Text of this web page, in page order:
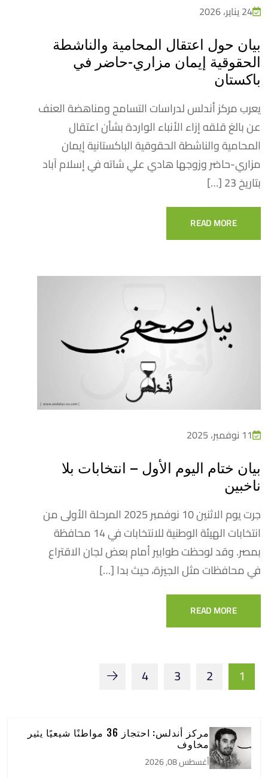
24 يناير، 2026
بيان حول اعتقال المحامية والناشطة
الحقوقية إيمان مزاري-حاضر في
باكستان
يعرب مركز أندلس لدراسات التسامح ومناهضة العنف
عن بالغ قلقه إزاء الأنباء الواردة بشأن اعتقال
المحامية والناشطة الحقوقية الباكستانية إيمان
مزاري-حاضر وزوجها هادي علي شاته في إسلام آباد
بتاريخ 23 […]
READ MORE
11 نوفمبر، 2025
بيان ختام اليوم الأول – انتخابات بلا
ناخبين
جرت يوم الاثنين 10 نوفمبر 2025 المرحلة الأولى من
انتخابات الهيئة الوطنية للانتخابات في 14 محافظة
بمصر. وقد لوحظت طوابير أمام بعض لجان الاقتراع
في محافظات مثل الجيزة، حيث بدا […]
READ MORE
1
2
3
4
مركز أندلس: احتجاز 36 مواطنًا شيعيًا يثير
مخاوف
أغسطس 08, 2026